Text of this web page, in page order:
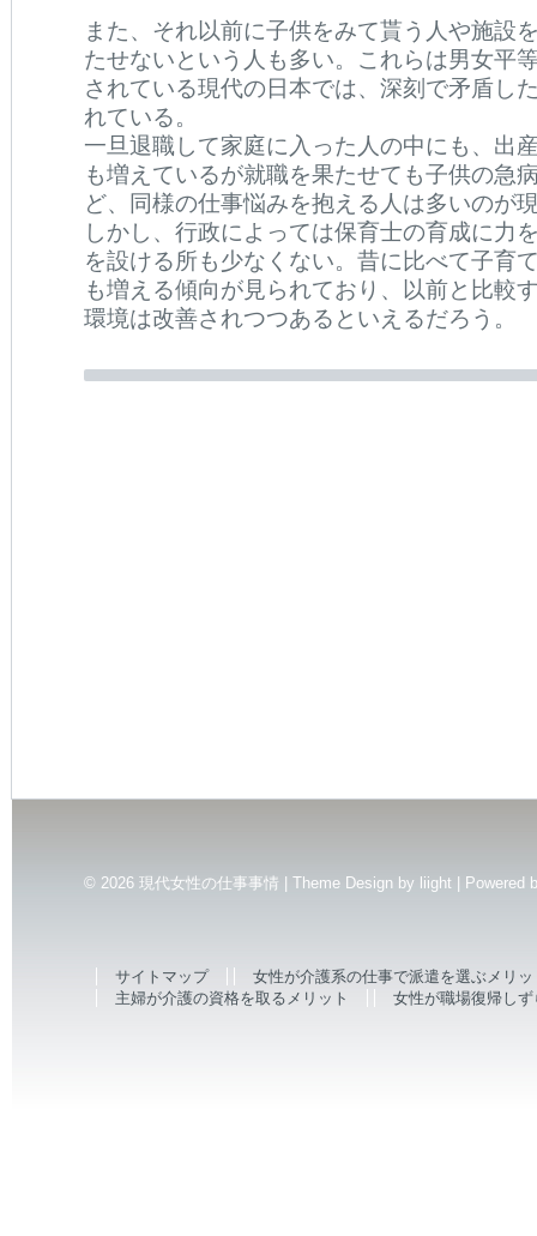
また、それ以前に子供をみて貰う人や施設
たせないという人も多い。これらは男女平
されている現代の日本では、深刻で矛盾し
れている。
一旦退職して家庭に入った人の中にも、出
も増えているが就職を果たせても子供の急
ど、同様の仕事悩みを抱える人は多いのが
しかし、行政によっては保育士の育成に力
を設ける所も少なくない。昔に比べて子育
も増える傾向が見られており、以前と比較
環境は改善されつつあるといえるだろう。
© 2026 現代女性の仕事事情 | Theme Design by liight | Powered
サイトマップ
女性が介護系の仕事で派遣を選ぶメリッ
主婦が介護の資格を取るメリット
女性が職場復帰し